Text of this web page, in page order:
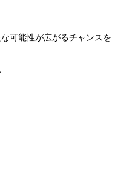
可能性が広がるチャンスを